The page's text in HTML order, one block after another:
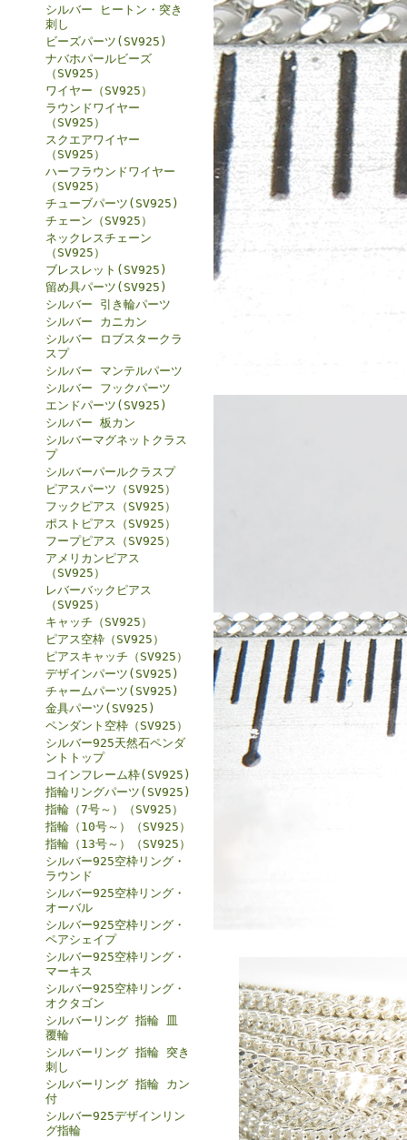
シルバー ヒートン・突き
刺し
ビーズパーツ(SV925)
ナバホパールビーズ
（SV925）
ワイヤー（SV925）
ラウンドワイヤー
（SV925）
スクエアワイヤー
（SV925）
ハーフラウンドワイヤー
（SV925）
チューブパーツ(SV925)
チェーン（SV925）
ネックレスチェーン
（SV925）
ブレスレット(SV925)
留め具パーツ(SV925)
シルバー 引き輪パーツ
シルバー カニカン
シルバー ロブスタークラ
スプ
シルバー マンテルパーツ
シルバー フックパーツ
エンドパーツ(SV925)
シルバー 板カン
シルバーマグネットクラス
プ
シルバーパールクラスプ
ピアスパーツ（SV925）
フックピアス（SV925）
ポストピアス（SV925）
フープピアス（SV925）
アメリカンピアス
（SV925）
レバーバックピアス
（SV925）
キャッチ（SV925）
ピアス空枠（SV925）
ピアスキャッチ（SV925）
デザインパーツ(SV925)
チャームパーツ(SV925)
金具パーツ(SV925)
ペンダント空枠（SV925）
シルバー925天然石ペンダ
ントトップ
コインフレーム枠(SV925)
指輪リングパーツ(SV925)
指輪（7号～）（SV925）
指輪（10号～）（SV925）
指輪（13号～）（SV925）
シルバー925空枠リング・
ラウンド
シルバー925空枠リング・
オーバル
シルバー925空枠リング・
ペアシェイプ
シルバー925空枠リング・
マーキス
シルバー925空枠リング・
オクタゴン
シルバーリング 指輪 皿
覆輪
シルバーリング 指輪 突き
刺し
シルバーリング 指輪 カン
付
シルバー925デザインリン
グ指輪